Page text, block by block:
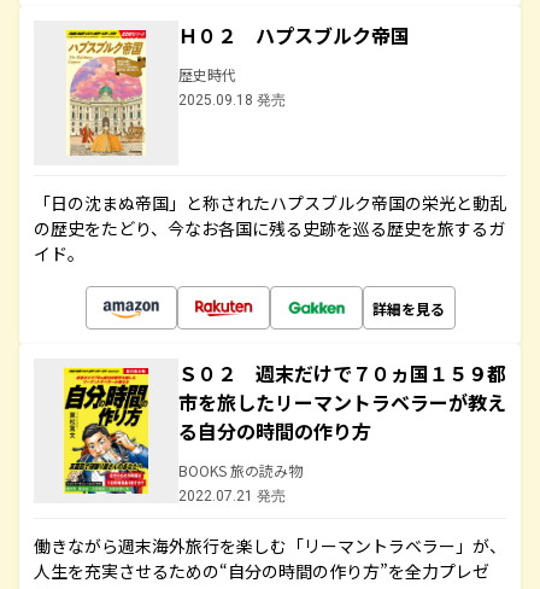
Ｈ０２ ハプスブルク帝国
歴史時代
2025.09.18 発売
「日の沈まぬ帝国」と称されたハプスブルク帝国の栄光と動乱
の歴史をたどり、今なお各国に残る史跡を巡る歴史を旅するガ
イド。
詳細を見る
Ｓ０２ 週末だけで７０ヵ国１５９都
市を旅したリーマントラベラーが教え
る自分の時間の作り方
BOOKS 旅の読み物
2022.07.21 発売
働きながら週末海外旅行を楽しむ「リーマントラベラー」が、
人生を充実させるための“自分の時間の作り方”を全力プレゼ